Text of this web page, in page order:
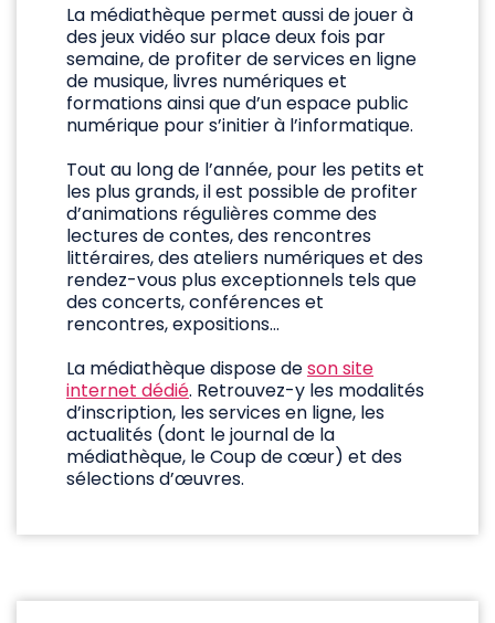
La médiathèque permet aussi de jouer à
des jeux vidéo sur place deux fois par
semaine, de profiter de services en ligne
de musique, livres numériques et
formations ainsi que d’un espace public
numérique pour s’initier à l’informatique.
Tout au long de l’année, pour les petits et
les plus grands, il est possible de profiter
d’animations régulières comme des
lectures de contes, des rencontres
littéraires, des ateliers numériques et des
rendez-vous plus exceptionnels tels que
des concerts, conférences et
rencontres, expositions…
La médiathèque dispose deson site
internet dédié. Retrouvez-y les modalités
d’inscription, les services en ligne, les
actualités (dont le journal de la
médiathèque, le Coup de cœur) et des
sélections d’œuvres.